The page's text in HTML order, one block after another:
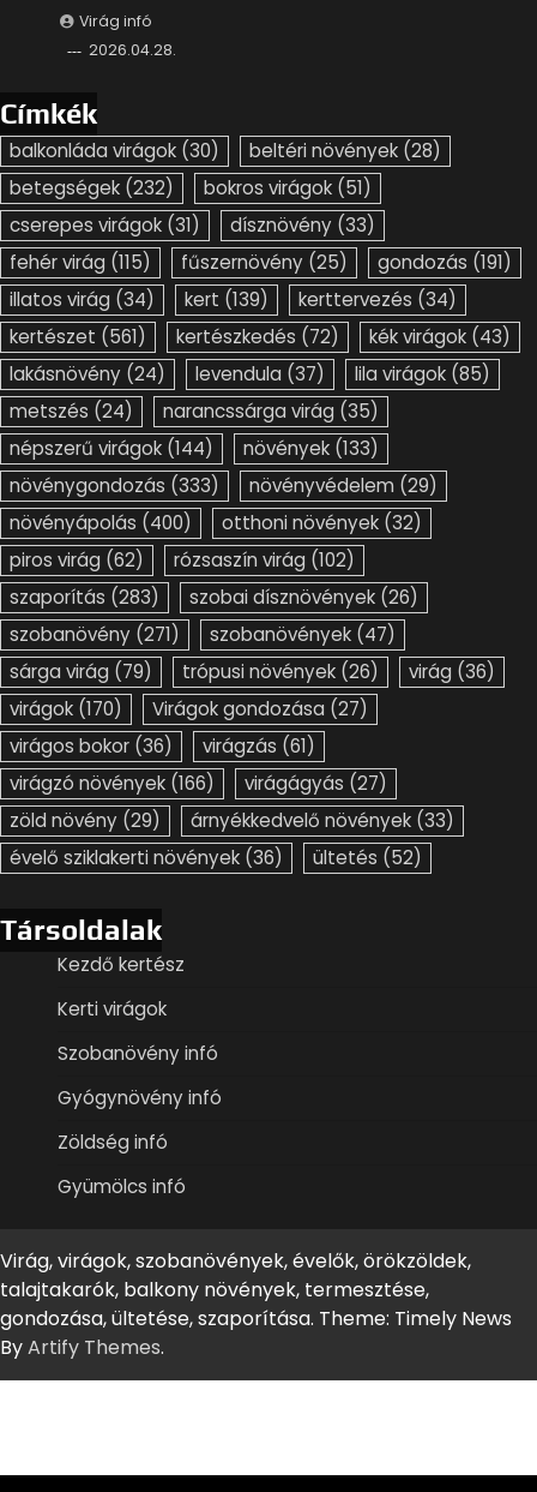
Virág infó
2026.04.28.
Címkék
balkonláda virágok (30) beltéri növények (28)
betegségek (232) bokros virágok (51)
cserepes virágok (31) dísznövény (33)
fehér virág (115) fűszernövény (25) gondozás (191)
illatos virág (34) kert (139) kerttervezés (34)
kertészet (561) kertészkedés (72) kék virágok (43)
lakásnövény (24) levendula (37) lila virágok (85)
metszés (24) narancssárga virág (35)
népszerű virágok (144) növények (133)
növénygondozás (333) növényvédelem (29)
növényápolás (400) otthoni növények (32)
piros virág (62) rózsaszín virág (102)
szaporítás (283) szobai dísznövények (26)
szobanövény (271) szobanövények (47)
sárga virág (79) trópusi növények (26) virág (36)
virágok (170) Virágok gondozása (27)
virágos bokor (36) virágzás (61)
virágzó növények (166) virágágyás (27)
zöld növény (29) árnyékkedvelő növények (33)
évelő sziklakerti növények (36) ültetés (52)
Társoldalak
Kezdő kertész
Kerti virágok
Szobanövény infó
Gyógynövény infó
Zöldség infó
Gyümölcs infó
Virág, virágok, szobanövények, évelők, örökzöldek,
talajtakarók, balkony növények, termesztése,
gondozása, ültetése, szaporítása. Theme: Timely News
ByArtify Themes.